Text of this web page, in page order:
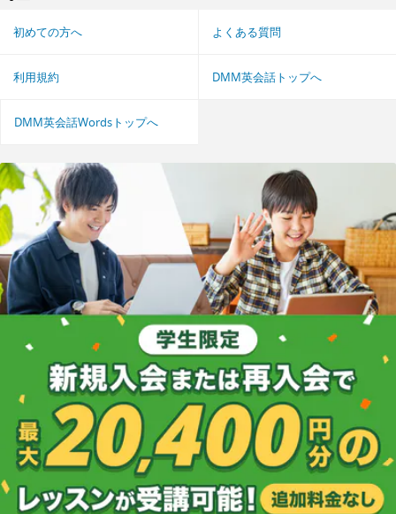
初めての方へ よくある質問
利用規約 DMM英会話トップへ
DMM英会話Wordsトップへ